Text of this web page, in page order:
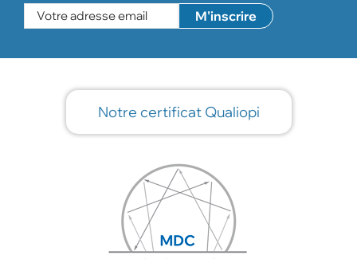
Notre certificat Qualiopi